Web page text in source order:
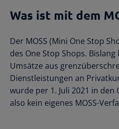
Was ist mit dem
Der MOSS (Mini One Stop
des One Stop Shops.
Umsätze aus
Dienstleistungen an
wurde per 1. Juli 2021 in den
also kein eigenes MOSS-